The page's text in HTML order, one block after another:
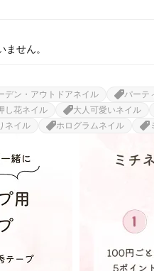
ません。
デン・アウトドアネイル パーテ
し花ネイル 大人可愛いネイル
ネイル ホログラムネイル